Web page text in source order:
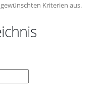
Kriterien aus.